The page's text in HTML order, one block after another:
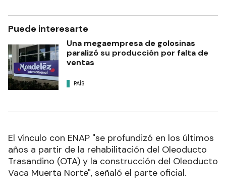
Puede interesarte
Una megaempresa de golosinas
paralizó su producción por falta de
ventas
PAÍS
El vínculo con ENAP "se profundizó en los últimos
años a partir de la rehabilitación del Oleoducto
Trasandino (OTA) y la construcción del Oleoducto
Vaca Muerta Norte", señaló el parte oficial.